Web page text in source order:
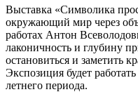
Выставка «Символика
окружающий мир через
работах Антон
лаконичность и глубину
остановиться и заметить
Экспозиция будет
летнего периода.